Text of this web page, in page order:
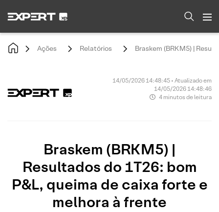
Ações Relatórios Braskem (BRKM5) |
14/05/2026 14:48:45 • Atualizado em
14/05/2026 14:48:46
4 minutos de leitura
Braskem (BRKM5) |
Resultados do 1T26: bom
P&L, queima de caixa forte e
melhora à frente